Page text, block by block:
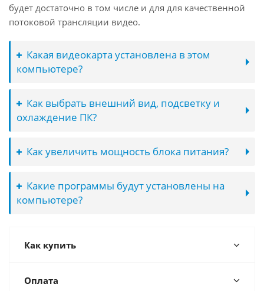
будет достаточно в том числе и для для качественной
потоковой трансляции видео.
Какая видеокарта установлена в этом
компьютере?
Как выбрать внешний вид, подсветку и
охлаждение ПК?
Как увеличить мощность блока питания?
Какие программы будут установлены на
компьютере?
Как купить
Оплата